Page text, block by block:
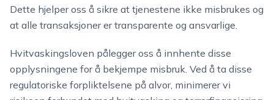
Dette hjelper oss å sikre at tjenestene ikke misbrukes og
at alle transaksjoner er transparente og ansvarlige.
Hvitvaskingsloven pålegger oss å innhente disse
opplysningene for å bekjempe misbruk. Ved å ta disse
regulatoriske forpliktelsene på alvor, minimerer vi